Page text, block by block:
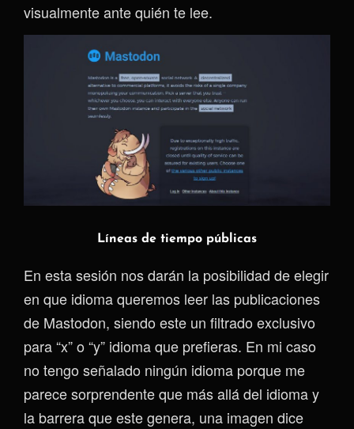
visualmente ante quién te lee.
Líneas de tiempo públicas
En esta sesión nos darán la posibilidad de elegir
en que idioma queremos leer las publicaciones
de Mastodon, siendo este un filtrado exclusivo
para “x” o “y” idioma que prefieras. En mi caso
no tengo señalado ningún idioma porque me
parece sorprendente que más allá del idioma y
la barrera que este genera, una imagen dice